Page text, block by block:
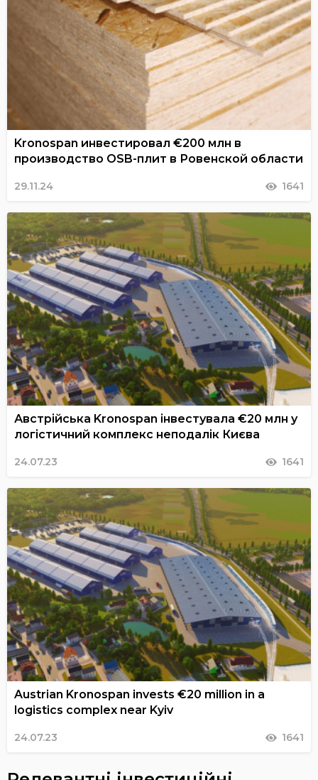
Kronospan инвестировал €200 млн в
производство OSB-плит в Ровенской области
29.11.24 1641
Австрійська Kronospan інвестувала €20 млн у
логістичний комплекс неподалік Києва
24.07.23 1641
Austrian Kronospan invests €20 million in a
logistics complex near Kyiv
24.07.23 1641